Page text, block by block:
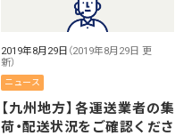
2019年8月29日 （2019年8月29日 更
新）
ニュース
【九州地方】各運送業者の集
荷・配送状況をご確認くださ